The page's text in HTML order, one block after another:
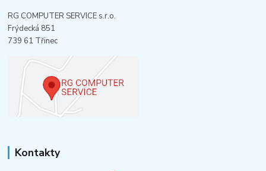
RG COMPUTER SERVICE s.r.o.
Frýdecká 851
739 61 Třinec
Kontakty